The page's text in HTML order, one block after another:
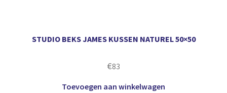
STUDIO BEKS JAMES KUSSEN NATUREL 50×50
€83
Toevoegen aan winkelwagen